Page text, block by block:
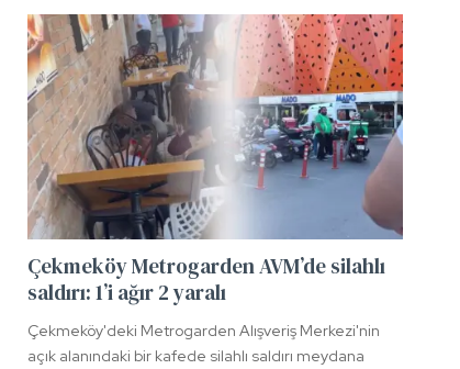
Çekmeköy Metrogarden AVM’de silahlı
saldırı: 1’i ağır 2 yaralı
Çekmeköy'deki Metrogarden Alışveriş Merkezi'nin
açık alanındaki bir kafede silahlı saldırı meydana